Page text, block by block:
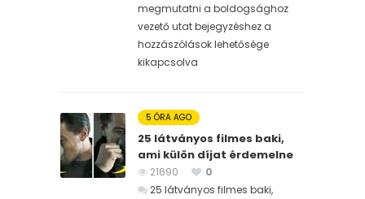
megmutatni a boldogsághoz
vezető utat bejegyzéshez a
hozzászólások lehetősége
kikapcsolva
5 ÓRA AGO
25 látványos filmes baki,
ami külön díjat érdemelne
21690
0
25 látványos filmes baki,